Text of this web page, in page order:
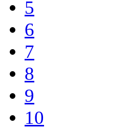
5
6
7
8
9
10